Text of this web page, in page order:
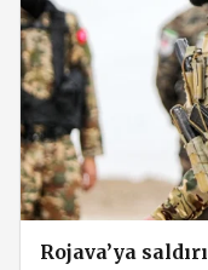
Rojava’ya